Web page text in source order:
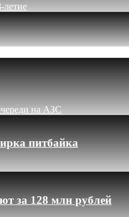
летие
на АЗС
питбайка
за 128 млн рублей